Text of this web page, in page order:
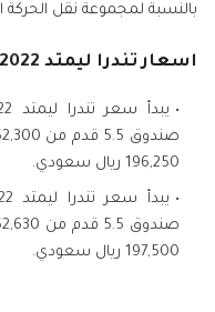
بالنسبة لمجموعة نقل الحركة
اسعار تندرا ليمتد 2022
196,250 ريال سعودي.
197,500 ريال سعودي.